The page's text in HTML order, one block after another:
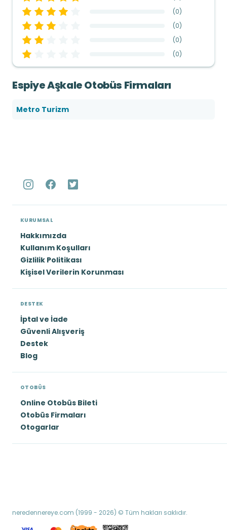
(0)
(0)
(0)
(0)
Espiye Aşkale Otobüs Firmaları
Metro Turizm
KURUMSAL
Hakkımızda
Kullanım Koşulları
Gizlilik Politikası
Kişisel Verilerin Korunması
DESTEK
İptal ve İade
Güvenli Alışveriş
Destek
Blog
OTOBÜS
Online Otobüs Bileti
Otobüs Firmaları
Otogarlar
neredennereye.com (1999 - 2026) © Tüm hakları saklıdır.